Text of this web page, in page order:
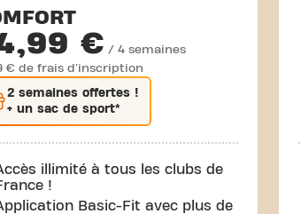
€ / 4 semaines
€ de frais d'inscription
2 semaines offertes !
+ un sac de sport*
illimité à tous les clubs de
!
Basic-Fit avec plus de